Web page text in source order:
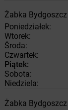
Żabka Bydgoszcz
Poniedziałek:
Wtorek:
Środa:
Czwartek:
Piątek:
Sobota:
Niedziela:
Żabka Bydgoszcz